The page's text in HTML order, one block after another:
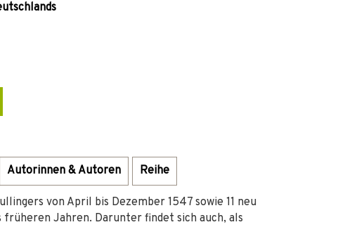
Autorinnen & Autoren Reihe
von April bis Dezember 1547 sowie 11 neu
Jahren. Darunter findet sich auch, als